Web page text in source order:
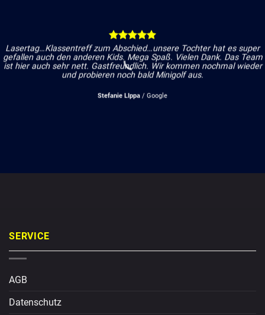
Lasertag…Klassentreff zum Abschied…unsere Tochter hat es super
gefallen auch den anderen Kids. Mega Spaß. Vielen Dank. Das Team
ist hier auch sehr nett. Gastfreundlich. Wir kommen nochmal wieder
und probieren noch bald Minigolf aus.
Stefanie LIppa / Google
SERVICE
AGB
Datenschutz